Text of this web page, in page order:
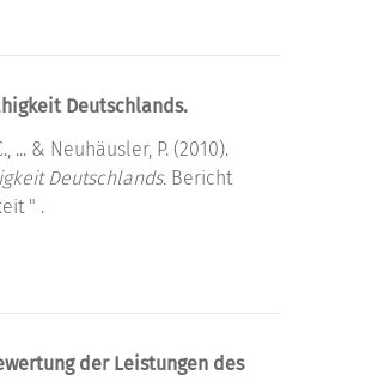
Deutschlands.
... & Neuhäusler, P. (2010).
Deutschlands. Bericht
" .
der Leistungen des